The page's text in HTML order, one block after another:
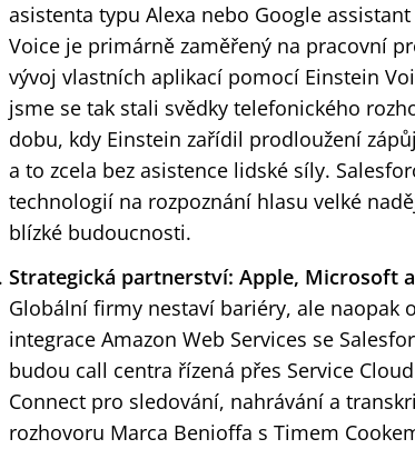
asistenta typu Alexa nebo Google
Voice je primárně zaměřený na pracovní
vývoj vlastních aplikací pomocí Einstein
jsme se tak stali svědky telefonického
dobu, kdy Einstein zařídil prodloužení
a to zcela bez asistence lidské síly.
technologií na rozpoznání hlasu velké
blízké budoucnosti.
Strategická partnerství: Apple, Microsoft a
Globální firmy nestaví bariéry, ale naopak
integrace Amazon Web Services se
budou call centra řízená přes Service
Connect pro sledování, nahrávání a
rozhovoru Marca Benioffa s Timem